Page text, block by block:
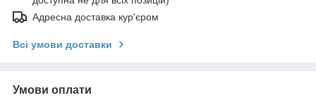
Адресна доставка кур'єром
Всі умови доставки
Умови оплати